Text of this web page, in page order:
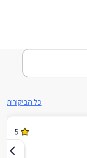
כל הביקורות
5